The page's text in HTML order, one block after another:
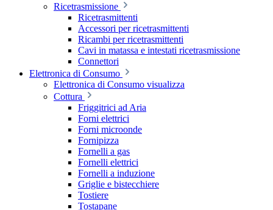
Ricetrasmissione
Ricetrasmittenti
Accessori per ricetrasmittenti
Ricambi per ricetrasmittenti
Cavi in matassa e intestati ricetrasmissione
Connettori
Elettronica di Consumo
Elettronica di Consumo visualizza
Cottura
Friggitrici ad Aria
Forni elettrici
Forni microonde
Fornipizza
Fornelli a gas
Fornelli elettrici
Fornelli a induzione
Griglie e bistecchiere
Tostiere
Tostapane